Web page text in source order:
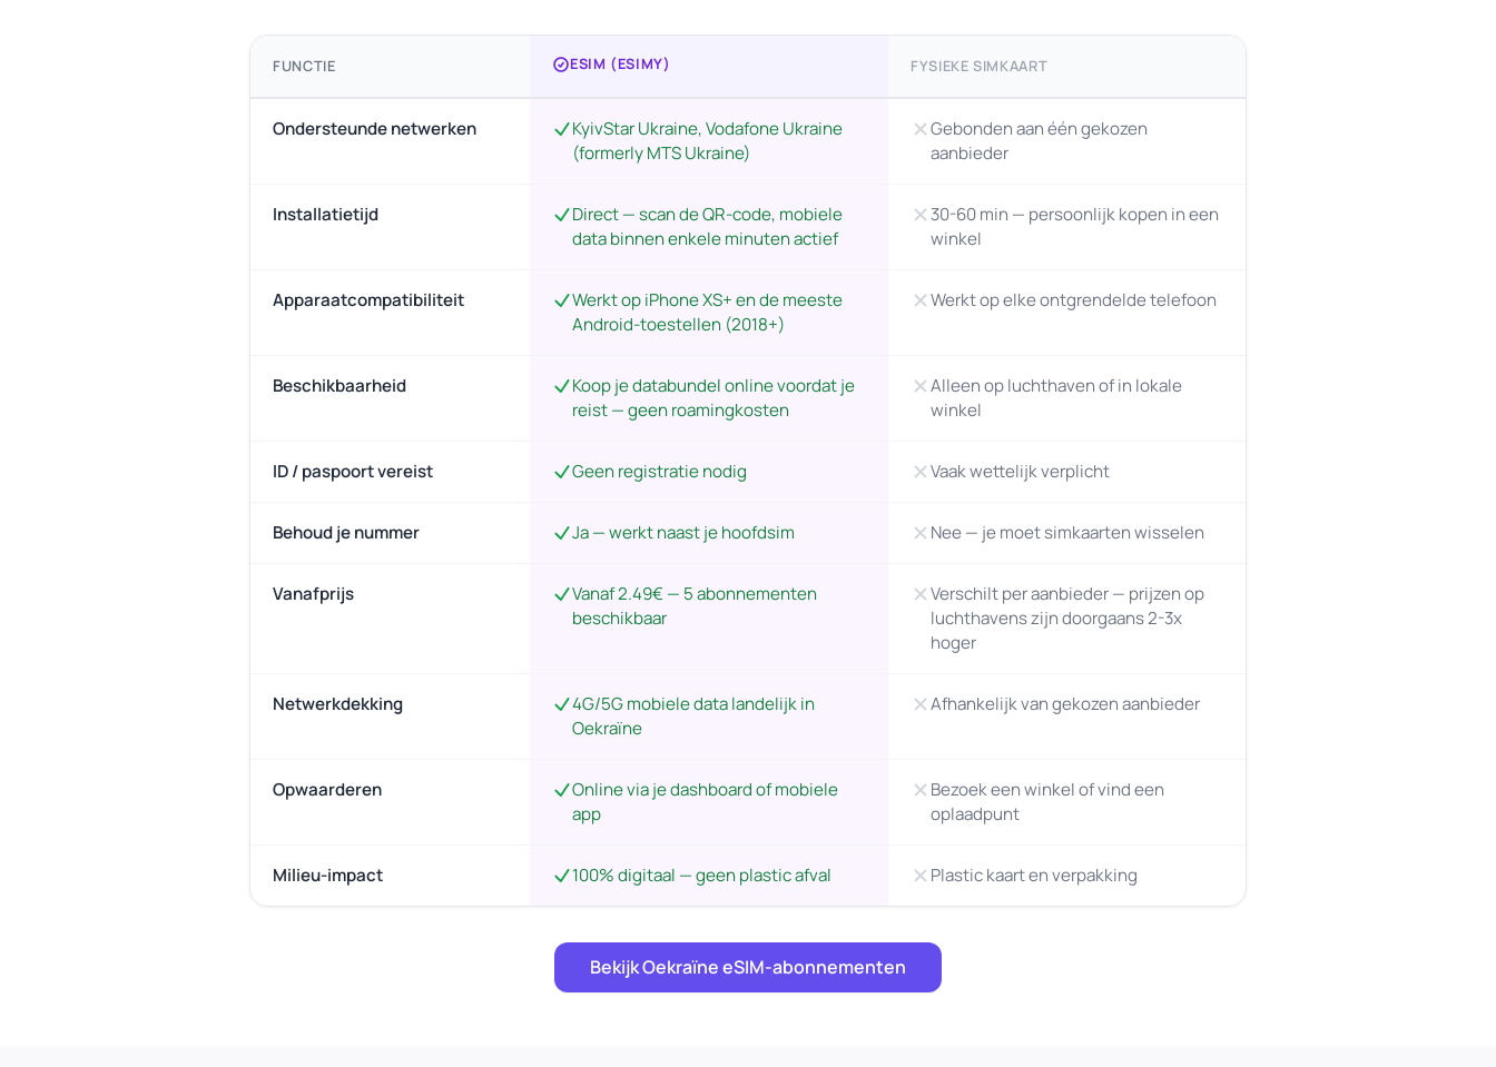
FUNCTIE ESIM (ESIMY) FYSIEKE SIMKAART
Ondersteunde netwerken
KyivStar Ukraine, Vodafone Ukraine
(formerly MTS Ukraine)
Gebonden aan één gekozen
aanbieder
Installatietijd
Direct — scan de QR-code, mobiele
data binnen enkele minuten actief
30-60 min — persoonlijk kopen in een
winkel
Apparaatcompatibiliteit
Werkt op iPhone XS+ en de meeste
Android-toestellen (2018+)
Werkt op elke ontgrendelde telefoon
Beschikbaarheid
Koop je databundel online voordat je
reist — geen roamingkosten
Alleen op luchthaven of in lokale
winkel
ID / paspoort vereist Geen registratie nodig Vaak wettelijk verplicht
Behoud je nummer Ja — werkt naast je hoofdsim Nee — je moet simkaarten wisselen
Vanafprijs
Vanaf 2.49€ — 5 abonnementen
beschikbaar
Verschilt per aanbieder — prijzen op
luchthavens zijn doorgaans 2-3x
hoger
Netwerkdekking
4G/5G mobiele data landelijk in
Oekraïne
Afhankelijk van gekozen aanbieder
Opwaarderen
Online via je dashboard of mobiele
app
Bezoek een winkel of vind een
oplaadpunt
Milieu-impact 100% digitaal — geen plastic afval Plastic kaart en verpakking
Bekijk Oekraïne eSIM-abonnementen